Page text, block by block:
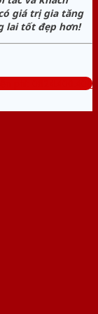
giá trị gia tăng
lai tốt đẹp hơn!
phí: 0824.400.400